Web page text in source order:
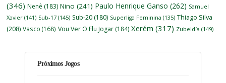
(346) Nenê (183) Nino (241) Paulo Henrique Ganso (262) Samuel
Xavier (141) Sub-17 (145) Sub-20 (180) Superliga Feminina (135) Thiago Silva
(208) Vasco (168) Vou Ver O Flu Jogar (184) Xerém (317) Zubeldía (149)
Próximos Jogos